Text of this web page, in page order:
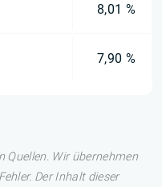
8,01 %
7,90 %
Quellen. Wir übernehmen
Der Inhalt dieser